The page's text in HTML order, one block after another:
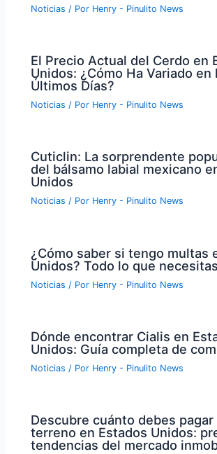
Noticias / Por Henry - Pinulito News
El Precio Actual del Cerdo en
Unidos: ¿Cómo Ha Variado en
Últimos Días?
Noticias / Por Henry - Pinulito News
Cuticlin: La sorprendente
del bálsamo labial mexicano
Unidos
Noticias / Por Henry - Pinulito News
¿Cómo saber si tengo multas
Unidos? Todo lo que
Noticias / Por Henry - Pinulito News
Dónde encontrar Cialis en
Unidos: Guía completa de
Noticias / Por Henry - Pinulito News
Descubre cuánto debes pagar
terreno en Estados Unidos:
tendencias del mercado